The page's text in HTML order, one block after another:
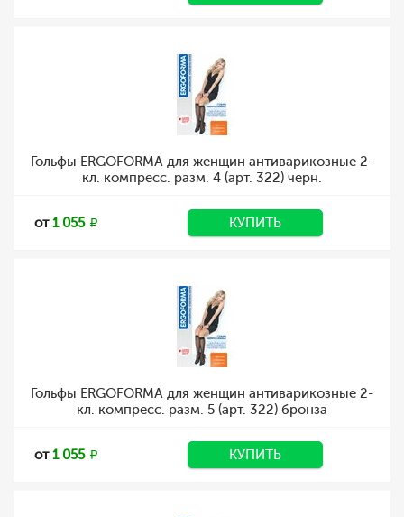
Гольфы ERGOFORMA для женщин антиварикозные 2-
кл. компресс. разм. 4 (арт. 322) черн.
от1 055 КУПИТЬ
Гольфы ERGOFORMA для женщин антиварикозные 2-
кл. компресс. разм. 5 (арт. 322) бронза
от1 055 КУПИТЬ